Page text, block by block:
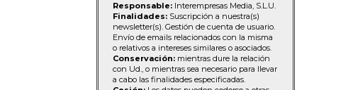
Responsable: Interempresas Media, S.L.U.
Finalidades: Suscripción a nuestra(s)
newsletter(s). Gestión de cuenta de usuario.
Envío de emails relacionados con la misma
o relativos a intereses similares o asociados.
Conservación: mientras dure la relación
con Ud., o mientras sea necesario para llevar
a cabo las finalidades especificadas.